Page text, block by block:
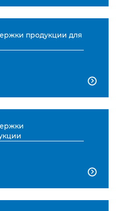
продукции для

